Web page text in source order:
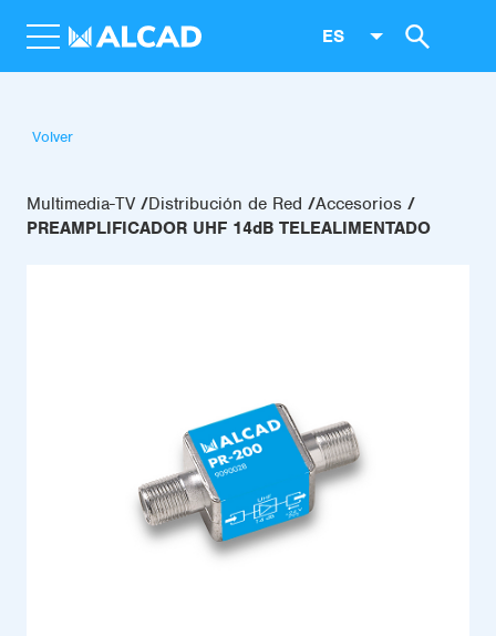
ES
Volver
Multimedia-TV Distribución de Red
Accesorios
PREAMPLIFICADOR UHF 14dB TELEALIMENTADO